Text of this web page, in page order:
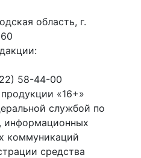
область, г.
58-44-00
«16+»
службой по
информационных
коммуникаций
средства